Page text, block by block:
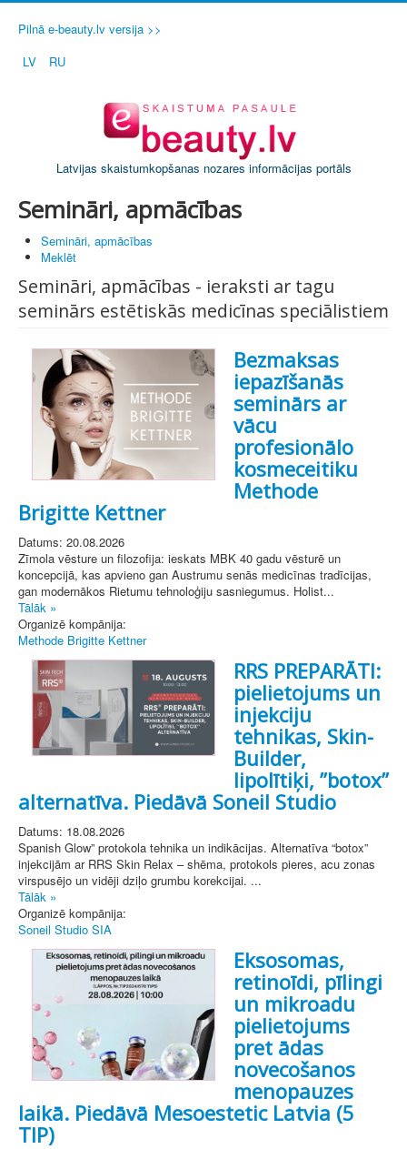
Pilnā e-beauty.lv versija >>
LV
RU
Latvijas skaistumkopšanas nozares informācijas portāls
Semināri, apmācības
Semināri, apmācības
Meklēt
Semināri, apmācības - ieraksti ar tagu
seminārs estētiskās medicīnas speciālistiem
Bezmaksas
iepazīšanās
seminārs ar
vācu
profesionālo
kosmeceitiku
Methode
Brigitte Kettner
Datums: 20.08.2026
Zīmola vēsture un filozofija: ieskats MBK 40 gadu vēsturē un
koncepcijā, kas apvieno gan Austrumu senās medicīnas tradīcijas,
gan modernākos Rietumu tehnoloģiju sasniegumus. Holist...
Tālāk »
Organizē kompānija:
Methode Brigitte Kettner
RRS PREPARĀTI:
pielietojums un
injekciju
tehnikas, Skin-
Builder,
lipolītiķi, ’’botox’’
alternatīva. Piedāvā Soneil Studio
Datums: 18.08.2026
Spanish Glow” protokola tehnika un indikācijas. Alternatīva “botox”
injekcijām ar RRS Skin Relax – shēma, protokols pieres, acu zonas
virspusējo un vidēji dziļo grumbu korekcijai. ...
Tālāk »
Organizē kompānija:
Soneil Studio SIA
Eksosomas,
retinoīdi, pīlingi
un mikroadu
pielietojums
pret ādas
novecošanos
menopauzes
laikā. Piedāvā Mesoestetic Latvia (5
TIP)